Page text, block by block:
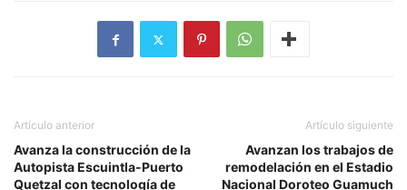
Artículo anterior
Avanza la construcción de la
Autopista Escuintla-Puerto
Quetzal con tecnología de
Artículo siguiente
Avanzan los trabajos de
remodelación en el Estadio
Nacional Doroteo Guamuch